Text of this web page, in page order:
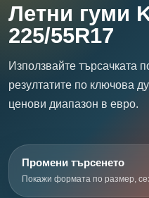
Летни гуми
225/55R17
Използвайте търсачката
резултатите по ключова
ценови диапазон в евро.
Промени търсенето
Покажи формата по размер,